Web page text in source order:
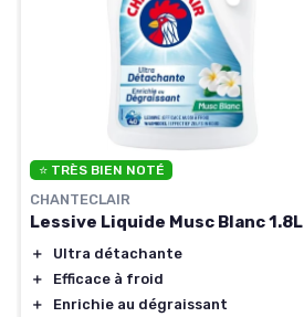
⭐ TRÈS BIEN NOTÉ
CHANTECLAIR
Lessive Liquide Musc Blanc 1.8L
＋
Ultra détachante
＋
Efficace à froid
＋
Enrichie au dégraissant